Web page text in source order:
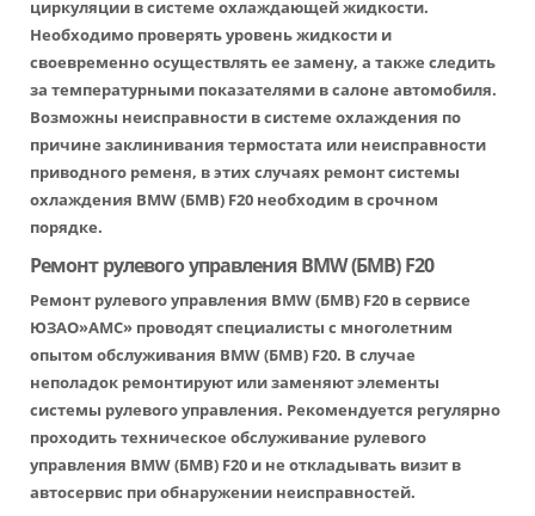
циркуляции в системе охлаждающей жидкости.
Необходимо проверять уровень жидкости и
своевременно осуществлять ее замену, а также следить
за температурными показателями в салоне автомобиля.
Возможны неисправности в системе охлаждения по
причине заклинивания термостата или неисправности
приводного ременя, в этих случаях ремонт системы
охлаждения BMW (БМВ) F20 необходим в срочном
порядке.
Ремонт рулевого управления BMW (БМВ) F20
Ремонт рулевого управления BMW (БМВ) F20 в сервисе
ЮЗАО»АМС» проводят специалисты с многолетним
опытом обслуживания BMW (БМВ) F20. В случае
неполадок ремонтируют или заменяют элементы
системы рулевого управления. Рекомендуется регулярно
проходить техническое обслуживание рулевого
управления BMW (БМВ) F20 и не откладывать визит в
автосервис при обнаружении неисправностей.